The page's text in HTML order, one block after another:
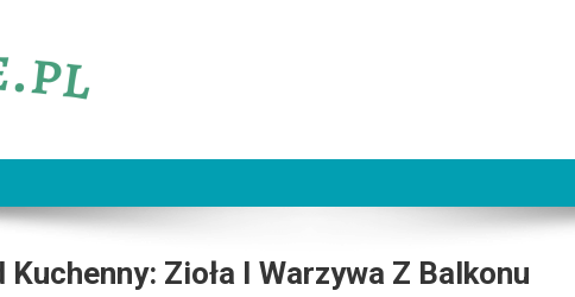
Zioła I Warzywa Z Balkonu